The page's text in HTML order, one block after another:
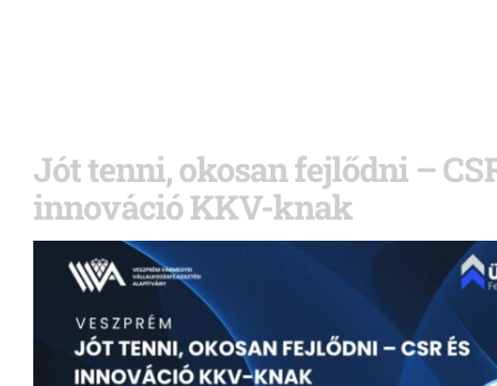
Jót tenni, okosan fejlődni –
innováció KKV-knak